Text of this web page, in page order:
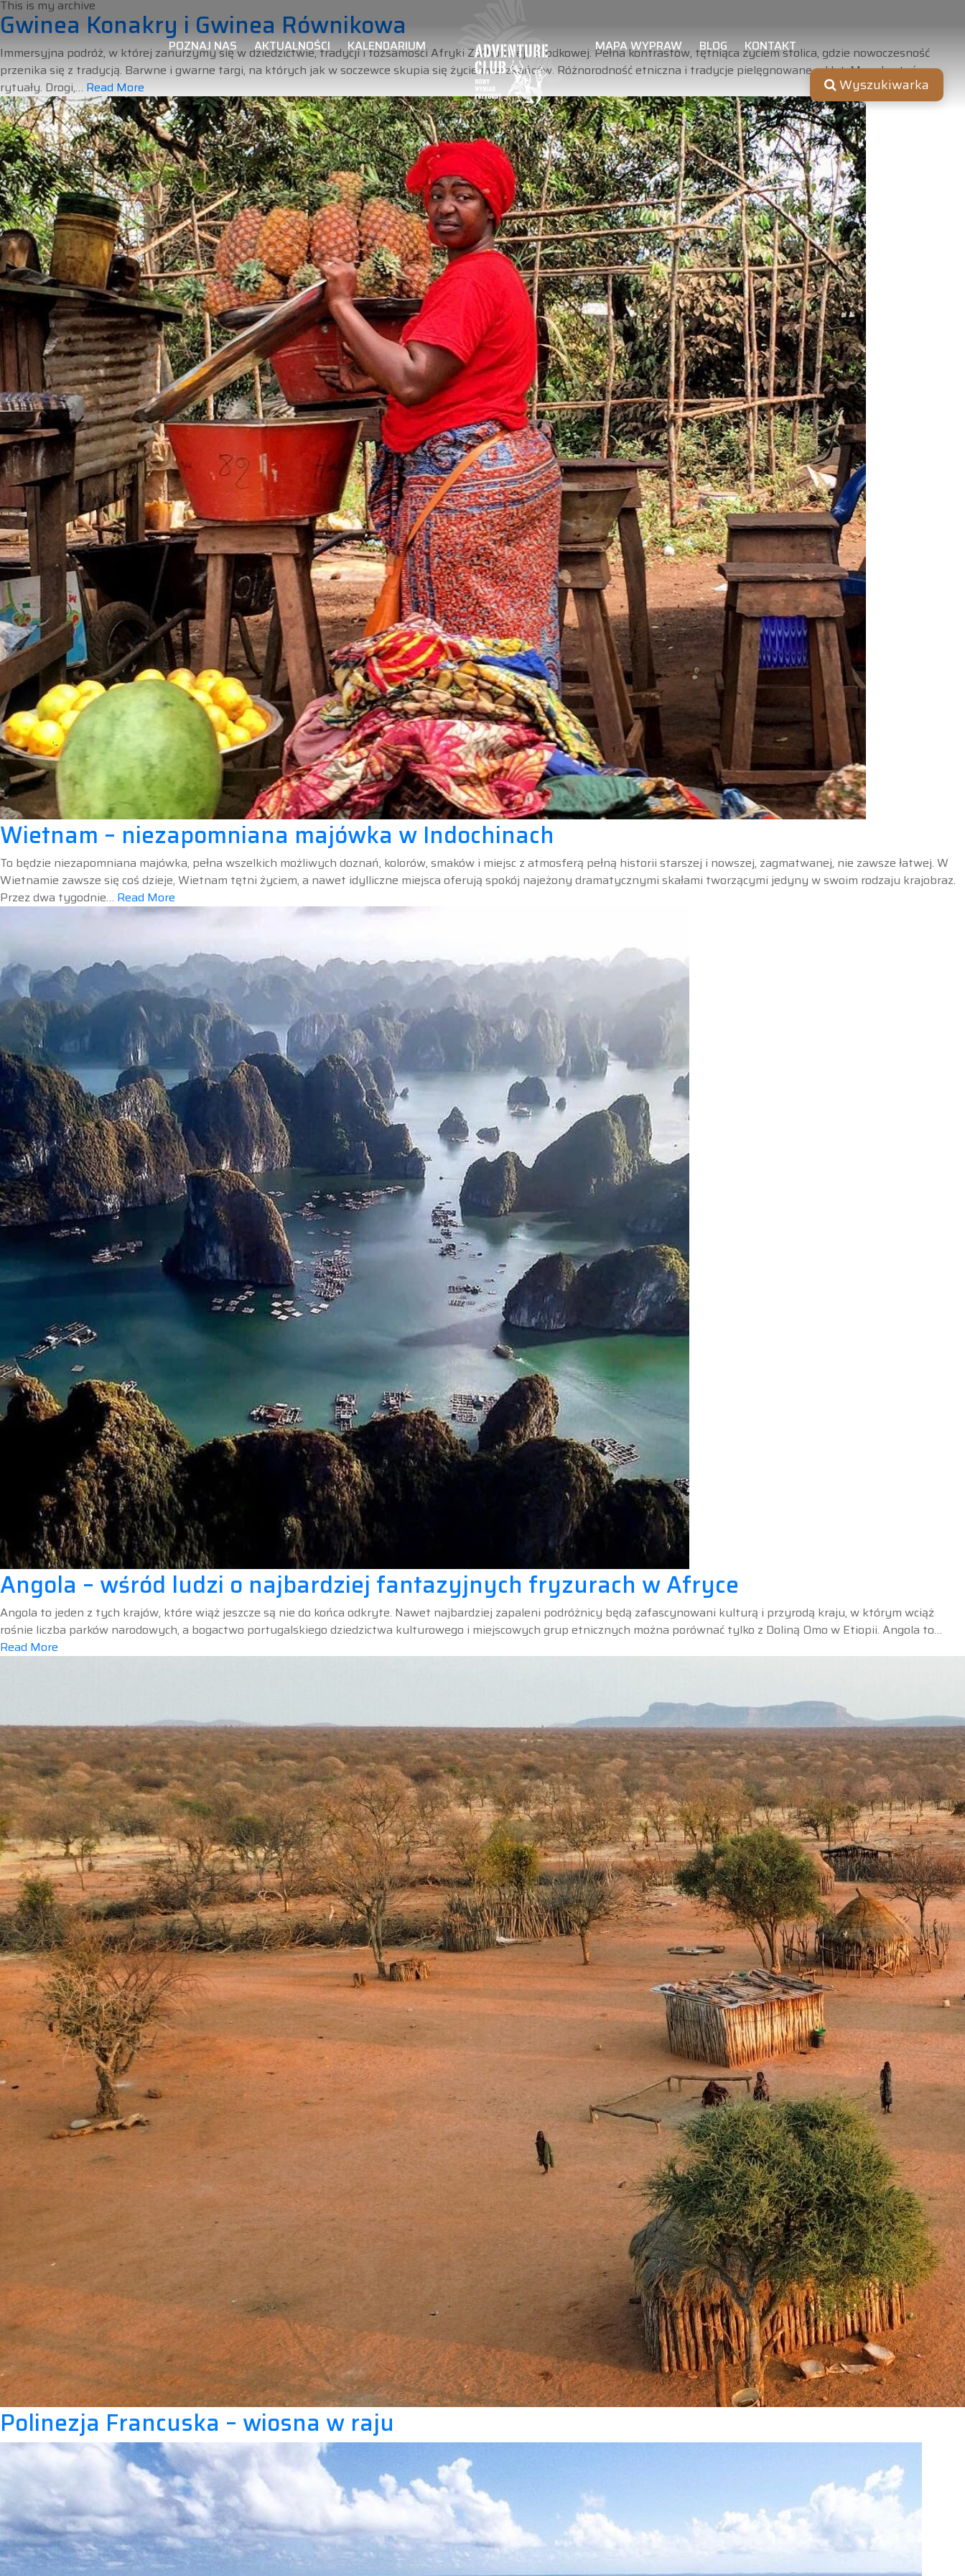
Wyszukiwarka
POZNAJ NAS AKTUALNOŚCI KALENDARIUM MAPA WYPRAW BLOG KONTAKT
This is my archive
Gwinea Konakry i Gwinea Równikowa
Immersyjna podróż, w której zanurzymy się w dziedzictwie, tradycji i tożsamości Afryki Zachodniej i Środkowej. Pełna kontrastów, tętniąca życiem stolica, gdzie nowoczesność
przenika się z tradycją. Barwne i gwarne targi, na których jak w soczewce skupia się życie mieszkańców. Różnorodność etniczna i tradycje pielęgnowane od lat. Muzyka, tańce,
rytuały. Drogi,… Read More
Wietnam – niezapomniana majówka w Indochinach
To będzie niezapomniana majówka, pełna wszelkich możliwych doznań, kolorów, smaków i miejsc z atmosferą pełną historii starszej i nowszej, zagmatwanej, nie zawsze łatwej. W
Wietnamie zawsze się coś dzieje, Wietnam tętni życiem, a nawet idylliczne miejsca oferują spokój najeżony dramatycznymi skałami tworzącymi jedyny w swoim rodzaju krajobraz.
Przez dwa tygodnie… Read More
Angola – wśród ludzi o najbardziej fantazyjnych fryzurach w Afryce
Angola to jeden z tych krajów, które wiąż jeszcze są nie do końca odkryte. Nawet najbardziej zapaleni podróżnicy będą zafascynowani kulturą i przyrodą kraju, w którym wciąż
rośnie liczba parków narodowych, a bogactwo portugalskiego dziedzictwa kulturowego i miejscowych grup etnicznych można porównać tylko z Doliną Omo w Etiopii. Angola to…
Read More
Polinezja Francuska – wiosna w raju